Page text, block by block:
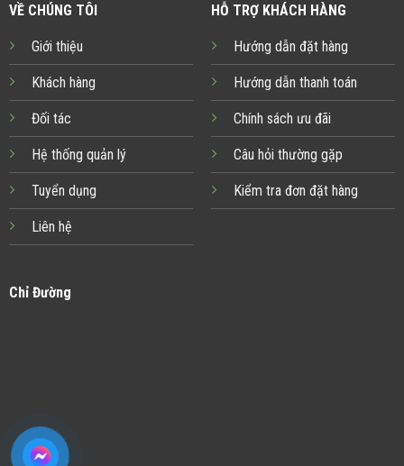
VỀ CHÚNG TÔI
Giới thiệu
Khách hàng
Đối tác
Hệ thống quản lý
Tuyển dụng
Liên hệ
HỖ TRỢ KHÁCH HÀNG
Hướng dẫn đặt hàng
Hướng dẫn thanh toán
Chính sách ưu đãi
Câu hỏi thường gặp
Kiểm tra đơn đặt hàng
Chỉ Đường